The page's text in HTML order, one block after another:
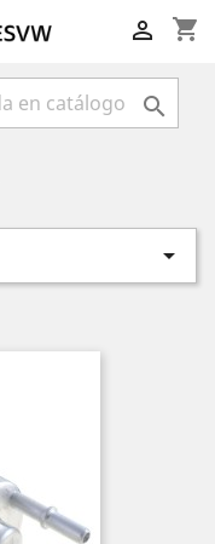
shopping_cart


